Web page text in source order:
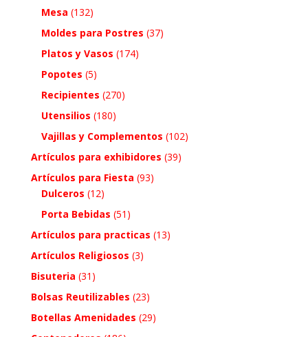
Mesa (132)
Moldes para Postres (37)
Platos y Vasos (174)
Popotes (5)
Recipientes (270)
Utensilios (180)
Vajillas y Complementos (102)
Artículos para exhibidores (39)
Artículos para Fiesta (93)
Dulceros (12)
Porta Bebidas (51)
Artículos para practicas (13)
Artículos Religiosos (3)
Bisuteria (31)
Bolsas Reutilizables (23)
Botellas Amenidades (29)